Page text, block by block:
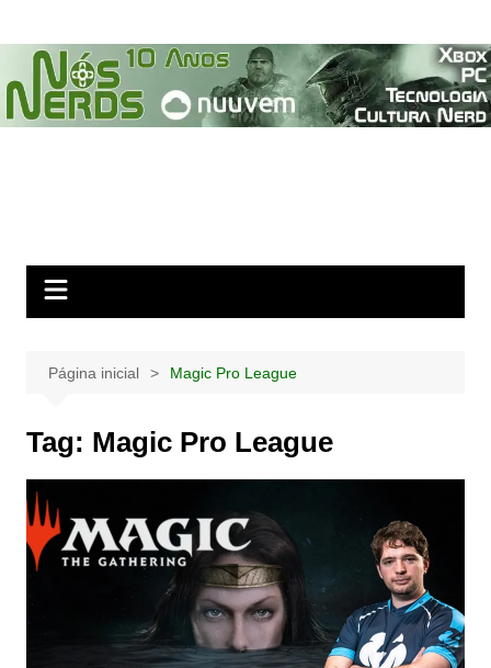
para
conteúdo
Página inicial Magic Pro League
Tag: Magic Pro League